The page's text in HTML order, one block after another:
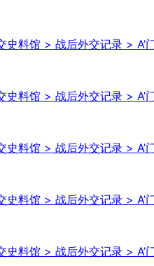
史料馆 > 战后外交记录 >
史料馆 > 战后外交记录 >
史料馆 > 战后外交记录 >
史料馆 > 战后外交记录 >
史料馆 > 战后外交记录 >